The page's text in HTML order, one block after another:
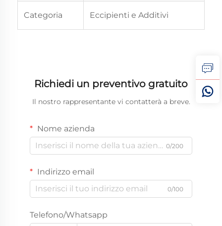
Categoria Eccipienti e Additivi
Richiedi un preventivo gratuito
Il nostro rappresentante vi contatterà a breve.
Nome azienda
0/200
Indirizzo email
0/100
Telefono/Whatsapp